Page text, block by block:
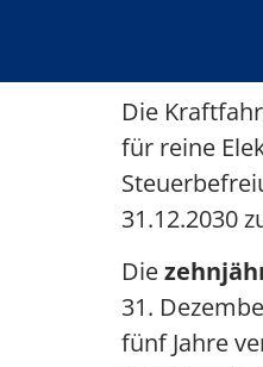
Die
für reine
31.12.2030
Die
31.
fünf Jahre